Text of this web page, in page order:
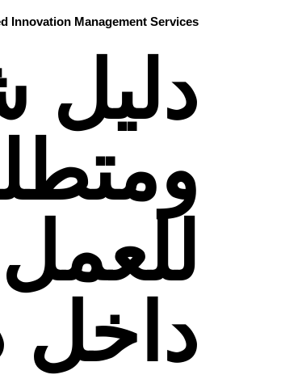
Innovation Management Services
داخل